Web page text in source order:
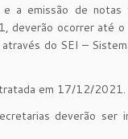
a emissão de notas
deverão ocorrer até
do SEI –
em 17/12/2021.
deverão ser